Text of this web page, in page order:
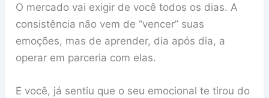
O mercado vai exigir de você todos os dias. A
consistência não vem de “vencer” suas
emoções, mas de aprender, dia após dia, a
operar em parceria com elas.
E você, já sentiu que o seu emocional te tirou do